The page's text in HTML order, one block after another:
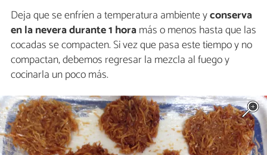
Deja que se enfríen a temperatura ambiente yconserva
en la nevera durante 1 horamás o menos hasta que las
cocadas se compacten. Si vez que pasa este tiempo y no
compactan, debemos regresar la mezcla al fuego y
cocinarla un poco más.